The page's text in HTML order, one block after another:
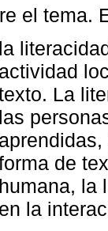
el tema.
la
actividad
La
las
de
humana, la
en la